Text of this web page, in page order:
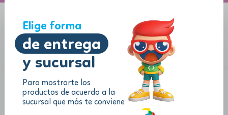
Elige forma
de entrega
y sucursal
Para mostrarte los
productos de acuerdo a la
sucursal que más te conviene